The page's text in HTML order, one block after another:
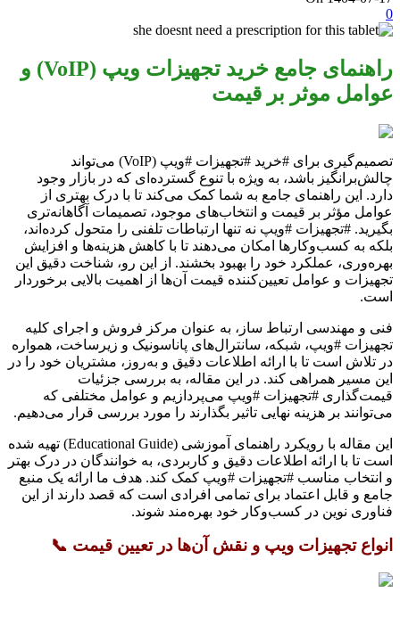
0
راهنمای جامع خرید تجهیزات ویپ (VoIP) و
عوامل موثر بر قیمت
تصمیم‌گیری برای #خرید #تجهیزات #ویپ (VoIP) می‌تواند
چالش‌برانگیز باشد، به ویژه با تنوع گسترده‌ای که در بازار وجود
دارد. این راهنمای جامع به شما کمک می‌کند تا با درک بهتری از
عوامل مؤثر بر قیمت و انتخاب‌های موجود، تصمیمات آگاهانه‌تری
بگیرید. #تجهیزات #ویپ نه تنها ارتباطات تلفنی را متحول کرده‌اند،
بلکه به کسب‌وکارها امکان می‌دهند تا با کاهش هزینه‌ها و افزایش
بهره‌وری، عملکرد خود را بهبود بخشند. از این رو، شناخت دقیق این
تجهیزات و عوامل تعیین‌کننده قیمت آن‌ها از اهمیت بالایی برخوردار
است.
فنی و مهندسی ارتباط ساز، به عنوان مرکز فروش و اجرای کلیه
تجهیزات #ویپ، شبکه، سانترال‌های پاناسونیک و زیرساخت، همواره
در تلاش است تا با ارائه اطلاعات دقیق و به‌روز، مشتریان خود را در
این مسیر همراهی کند. در این مقاله، به بررسی جزئیات
قیمت‌گذاری #تجهیزات #ویپ می‌پردازیم و عوامل مختلفی که
می‌توانند بر هزینه نهایی تاثیر بگذارند را مورد بررسی قرار می‌دهیم.
این مقاله با رویکرد راهنمای آموزشی (Educational Guide) تهیه شده
است تا با ارائه اطلاعات دقیق و کاربردی، به خوانندگان در درک بهتر
و انتخاب مناسب #تجهیزات #ویپ کمک کند. هدف ما ارائه یک منبع
جامع و قابل اعتماد برای تمامی افرادی است که قصد دارند از این
فناوری نوین در کسب‌وکار خود بهره‌مند شوند.
انواع تجهیزات ویپ و نقش آن‌ها در تعیین قیمت 📞